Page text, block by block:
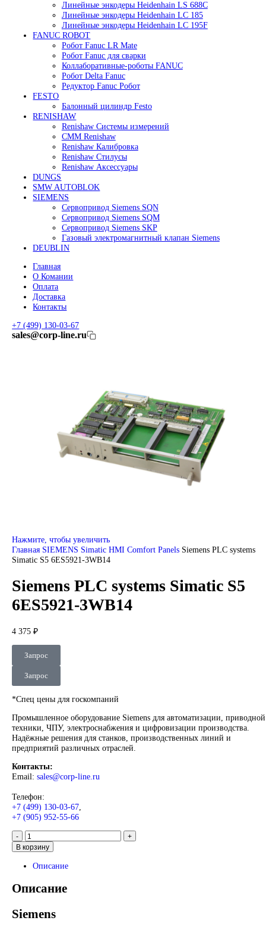
FANUC
Контроллеры Fanuc
Сервоуселители Fanuc
Энкодеры Fanuc
Fanuc PCB Плата
Серводвигатели Fanuc
MITSUBISHI ELECTRIC
Сервоприводы Mitsubishi
HEIDENHAIN
Линейные энкодеры Heidenhain LS 628C
Линейные энкодеры Heidenhain LS 688C
Линейные энкодеры Heidenhain LC 185
Линейные энкодеры Heidenhain LC 195F
FANUC ROBOT
Робот Fanuc для сварки
Коллаборативные-роботы FANUC
Робот Delta Fanuc
Редуктор Fanuc Робот
FESTO
CMM Renishaw
DUNGS
SMW AUTOBLOK
Газовый электромагнитный клапан Siemens
Главная
О Комании
Оплата
Нажмите, чтобы увеличить
ГлавнаяSIEMENSSimatic HMI
Simatic S5 6ES5921-3WB14
Siemens PLC systems Simatic
6ES5921-3WB14
4 375₽
Запрос
Запрос
*Спец цены для госкомпаний